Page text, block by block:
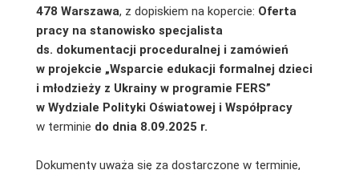
478 Warszawa, z dopiskiem na kopercie: Oferta
pracy na stanowisko specjalista
ds. dokumentacji proceduralnej i zamówień
w projekcie „Wsparcie edukacji formalnej dzieci
i młodzieży z Ukrainy w programie FERS”
w Wydziale Polityki Oświatowej i Współpracy
w terminie do dnia 8.09.2025 r.
Dokumenty uważa się za dostarczone w terminie,